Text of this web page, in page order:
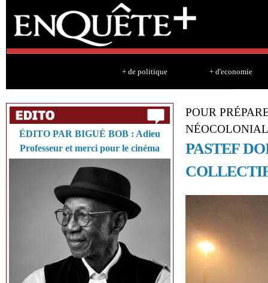
+ de politique + d'economie
ÉDITO PAR BIGUÉ BOB : Adieu
Professeur et merci pour le cinéma
POUR
PASTEF